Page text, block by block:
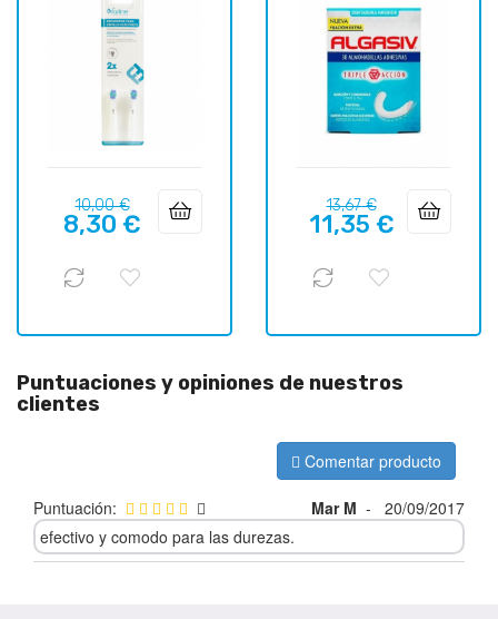
Precio
regular
10,00 €Precio
8,30 €
Precio
regular
13,67 €Precio
11,35 €
Puntuaciones y opiniones de nuestros
clientes
Comentar producto
Puntuación: Mar M -
20/09/2017
efectivo y comodo para las durezas.